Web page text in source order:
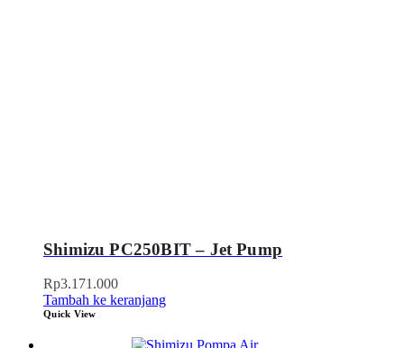
Shimizu PC250BIT – Jet Pump
Rp3.171.000
Tambah ke keranjang
Quick View